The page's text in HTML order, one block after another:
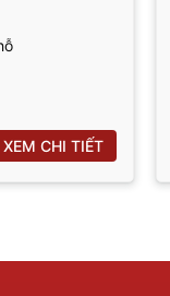
XEM CHI TIẾT